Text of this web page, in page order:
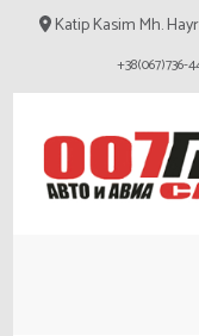
İçeriğe
basın)
Katip Kasim Mh.
+38(067)736-